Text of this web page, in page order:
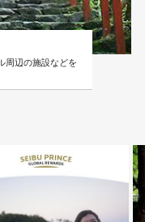
周辺の施設などを